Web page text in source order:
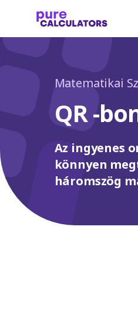
Matematikai
QR -
Az ingyenes
könnyen
háromszög